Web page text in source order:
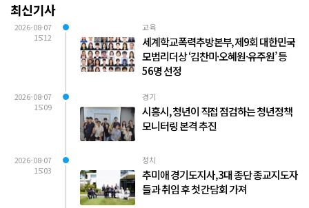
최신기사
2026-08-07
15:12
교육
세계학교폭력추방본부, 제9회 대한민국
모범리더상 ‘김찬미·오혜원·유주원’ 등
56명 선정
2026-08-07
15:09
경기
시흥시, 청년이 직접 점검하는 청년정책
모니터링 본격 추진
2026-08-07
15:03
정치
추미애 경기도지사, 3대 종단 종교지도자
들과 취임 후 첫 간담회 가져